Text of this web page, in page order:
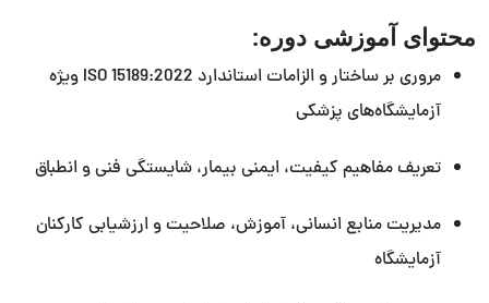
محتوای آموزشی دوره:
مروری بر ساختار و الزامات استاندارد ISO 15189:2022 ویژه
آزمایشگاه‌های پزشکی
تعریف مفاهیم کیفیت، ایمنی بیمار، شایستگی فنی و انطباق
مدیریت منابع انسانی، آموزش، صلاحیت و ارزشیابی کارکنان
آزمایشگاه